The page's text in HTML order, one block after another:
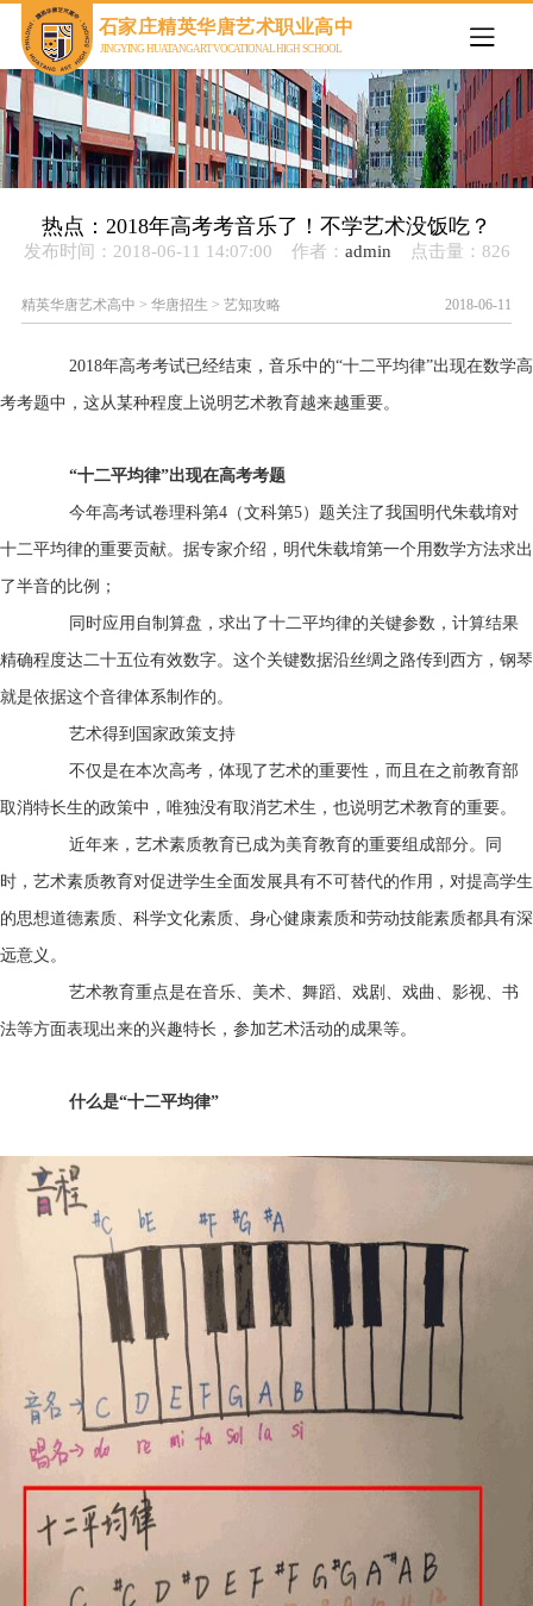
欢迎来到石家庄精英华唐艺术职业高中官网
石家庄精英华唐艺术职业高中
JINGYING HUATANG ART VOCATIONAL HIGH SCHOOL
热点：2018年高考考音乐了！不学艺术没饭吃？
发布时间：2018-06-11 14:07:00 作者： admin 点击量： 826
2018-06-11
精英华唐艺术高中 > 华唐招生 > 艺知攻略
2018年高考考试已经结束，音乐中的“十二平均律”出现在数学高
考考题中，这从某种程度上说明艺术教育越来越重要。
“十二平均律”出现在高考考题
今年高考试卷理科第4（文科第5）题关注了我国明代朱载堉对
十二平均律的重要贡献。据专家介绍，明代朱载堉第一个用数学方法求出
了半音的比例；
同时应用自制算盘，求出了十二平均律的关键参数，计算结果
精确程度达二十五位有效数字。这个关键数据沿丝绸之路传到西方，钢琴
就是依据这个音律体系制作的。
艺术得到国家政策支持
不仅是在本次高考，体现了艺术的重要性，而且在之前教育部
取消特长生的政策中，唯独没有取消艺术生，也说明艺术教育的重要。
近年来，艺术素质教育已成为美育教育的重要组成部分。同
时，艺术素质教育对促进学生全面发展具有不可替代的作用，对提高学生
的思想道德素质、科学文化素质、身心健康素质和劳动技能素质都具有深
远意义。
艺术教育重点是在音乐、美术、舞蹈、戏剧、戏曲、影视、书
法等方面表现出来的兴趣特长，参加艺术活动的成果等。
什么是“十二平均律”